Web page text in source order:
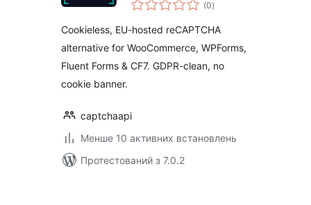
WooCommerce &
captchaapi.eu
(0рейтинг
)
Cookieless, EU-hosted reCAPTCHA
alternative for WooCommerce, WPForms,
Fluent Forms & CF7. GDPR-clean, no
cookie banner.
captchaapi
Менше 10 активних встановлень
Протестований з 7.0.2